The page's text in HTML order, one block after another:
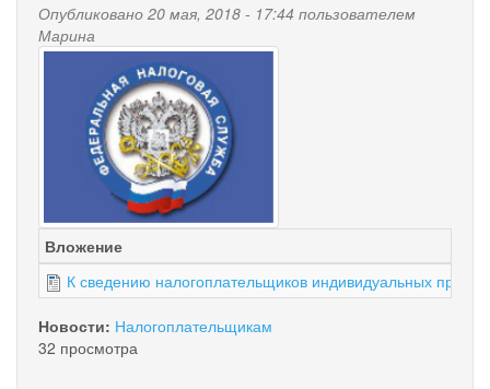
Опубликовано 20 мая, 2018 - 17:44 пользователем
Марина
Вложение
К сведению налогоплательщиков индивидуальных
Новости: Налогоплательщикам
32 просмотра